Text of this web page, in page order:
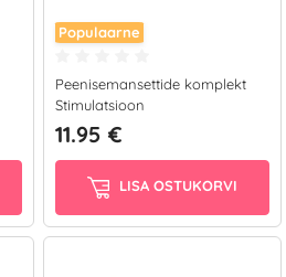
Populaarne
Peenisemansettide komplekt
Stimulatsioon
11.95 €
LISA OSTUKORVI